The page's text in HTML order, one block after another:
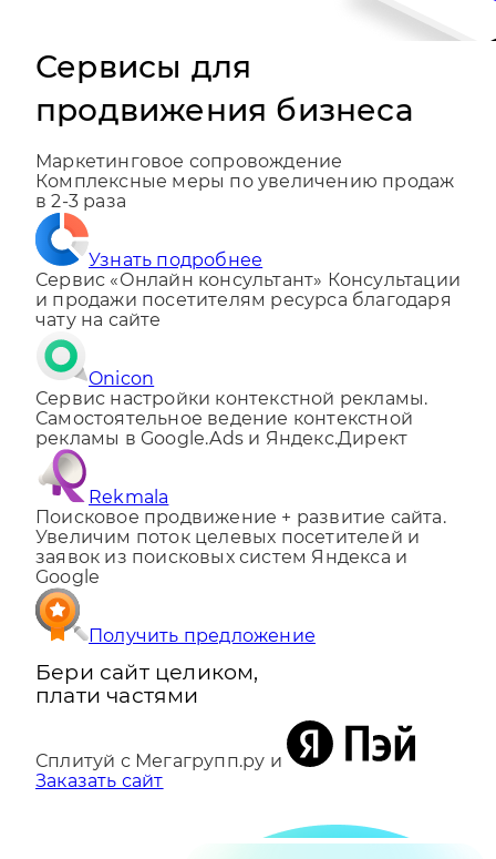
Сервисы для
продвижения бизнеса
Маркетинговое сопровождение
Комплексные меры по увеличению продаж
в 2-3 раза
Узнать подробнее
Сервис «Онлайн консультант»Консультации
и продажи посетителям ресурса благодаря
чату на сайте
Onicon
Сервис настройки контекстной рекламы.
Самостоятельное ведение контекстной
рекламы в Google.Ads и Яндекс.Директ
Rekmala
Поисковое продвижение + развитие сайта.
Увеличим поток целевых посетителей и
заявок из поисковых систем Яндекса и
Google
Бери сайт целиком,
Сплитуй с Мегагрупп.ру и